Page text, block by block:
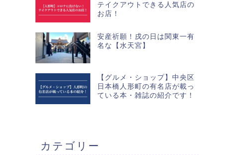
テイクアウトできる人気店の
お店！
安産祈願！戌の日は関東一有
名な【水天宮】
【グルメ・ショップ】中央区
日本橋人形町の有名店が載っ
ている本・雑誌の紹介です！
カテゴリー